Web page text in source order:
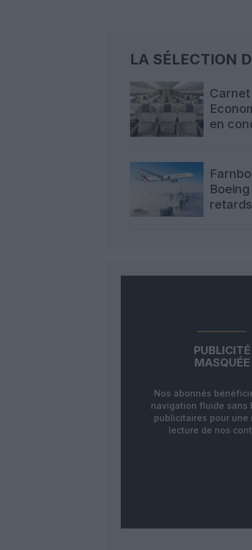
LA SÉLECTION
en
PUBLICITÉ
MASQUÉE
Nos abonnés
navigation fluide sans
publicitaires pour une
lecture de nos